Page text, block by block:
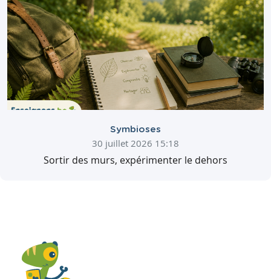
Symbioses
30 juillet 2026 15:18
Sortir des murs, expérimenter le dehors